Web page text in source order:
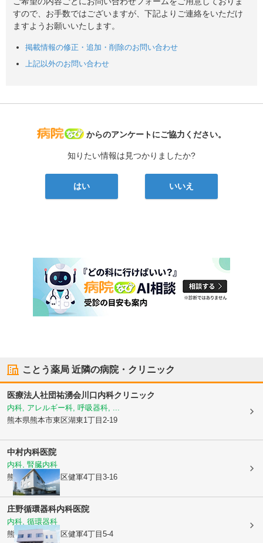
すので、お手数ではございますが、下記よりご連絡をいただけ
ますようお願いいたします。
掲載情報の修正・追加・削除のお問い合わせ
上記以外のお問い合わせ
病院なび
からのアンケートにご協力ください。
知りたい情報は見つかりましたか?
はい いいえ
ことう薬局 近隣の病院・クリニック
医療法人社団祐湧会川口内科クリニック
内科, アレルギー科, 呼吸器科, ...
熊本県熊本市東区湖東1丁目2-19
中村内科医院
内科, 腎臓内科
熊本県熊本市東区健軍4丁目3-16
庄野循環器科内科医院
内科, 循環器科
熊本県熊本市東区健軍4丁目5-4